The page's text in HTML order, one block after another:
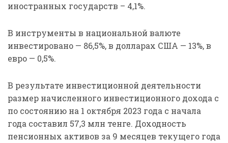
иностранных государств – 4,1%.
В инструменты в национальной валюте
инвестировано — 86,5%, в долларах США — 13%, в
евро — 0,5%.
В результате инвестиционной деятельности
размер начисленного инвестиционного дохода с
по состоянию на 1 октября 2023 года с начала
года составил 57,3 млн тенге. Доходность
пенсионных активов за 9 месяцев текущего года